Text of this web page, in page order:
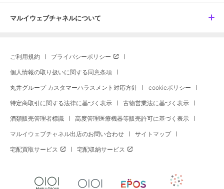
マルイウェブチャネルについて
ご利用規約 プライバシーポリシー
個人情報の取り扱いに関する同意条項
丸井グループ カスタマーハラスメント対応方針 cookieポリシー
特定商取引に関する法律に基づく表示 古物営業法に基づく表示
酒類販売管理者標識 高度管理医療機器等販売許可に基づく表示
マルイウェブチャネル出店のお問い合わせ サイトマップ
宅配買取サービス 宅配収納サービス